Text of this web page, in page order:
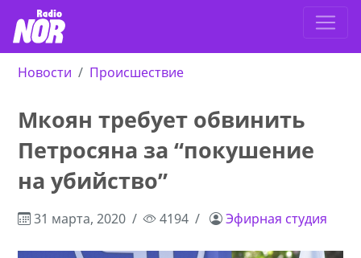
Новости Происшествие
Мкоян требует обвинить
Петросяна за “покушение
на убийство”
31 марта, 2020 4194 Эфирная студия